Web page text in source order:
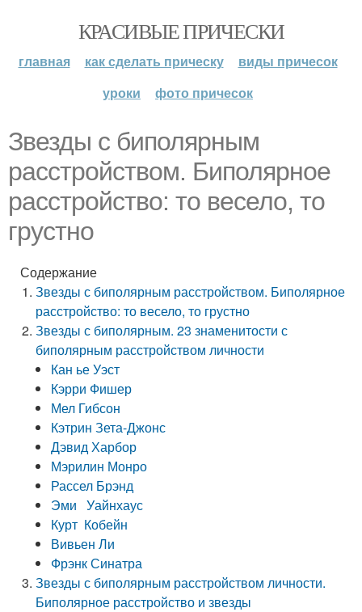
КРАСИВЫЕ ПРИЧЕСКИ
главная как сделать прическу
виды причесок
уроки
фото причесок
Звезды с биполярным
расстройством. Биполярное
расстройство: то весело, то
грустно
Содержание
Звезды с биполярным расстройством. Биполярное
расстройство: то весело, то грустно
Звезды с биполярным. 23 знаменитости с
биполярным расстройством личности
Кан ье Уэст
Кэрри Фишер
Мел Гибсон
Кэтрин Зета-Джонс
Дэвид Харбор
Мэрилин Монро
Рассел Брэнд
Эми Уайнхаус
Курт Кобейн
Вивьен Ли
Фрэнк Синатра
Звезды с биполярным расстройством личности.
Биполярное расстройство и звезды